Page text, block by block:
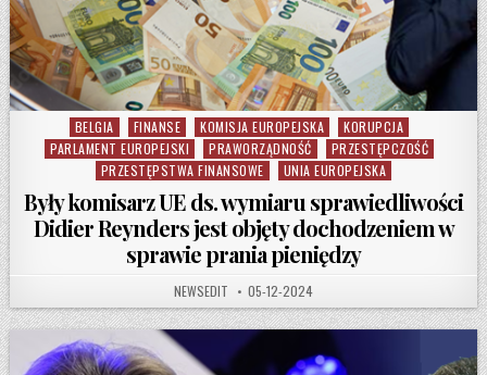
Posted in
BELGIA FINANSE KOMISJA EUROPEJSKA
KORUPCJA
PARLAMENT EUROPEJSKI
PRAWORZĄDNOŚĆ
PRZESTĘPCZOŚĆ
PRZESTĘPSTWA FINANSOWE
UNIA EUROPEJSKA
Były komisarz UE ds. wymiaru sprawiedliwości
Didier Reynders jest objęty dochodzeniem w
sprawie prania pieniędzy
AUTHOR:
NEWSEDIT PUBLISHED DATE:
05-12-2024